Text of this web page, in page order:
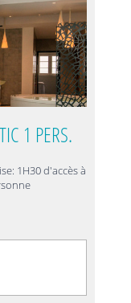
1 PERS.
1H30 d'accès à